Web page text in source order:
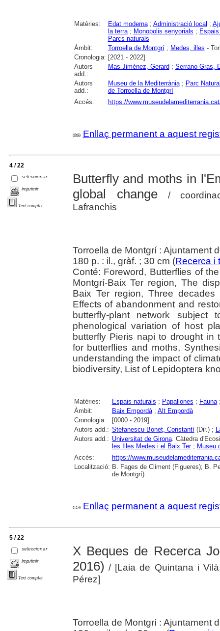
Matèries: Edat moderna; Administració local ;
la terra; Monopolis senyorials ;
Parcs naturals
Àmbit:
Torroella de Montgrí; Medes, illes -
Cronologia: [2021 - 2022]
Autors
add.:
Mas Jiménez, Gerard ; Serrano Gras,
Autors
add.:
Museu de la Mediterrània; Parc
de Torroella de Montgrí
Accés:
https://
Enllaç permanent a aquest
4 / 22
seleccionar
imprimir
Text complet
Butterfly and moths in
global change /
Lafranchis
Torroella de Montgrí : Ajuntament
180 p. : il., gràf. ; 30 cm (Recerca i
Conté: Foreword, Butterflies of
Montgrí-Baix Ter region, The
Baix Ter region, Three
Effects of abandonment and
butterfly-plant network subject
phenological variation of host
butterfly Pieris napi to drought in
for butterflies and moths,
understanding the impact of
biodiversity, List of Lepidoptera
Matèries: Espais naturals ; Papallones ; Fauna
Àmbit:
Baix Empordà; Alt Empordà
Cronologia:
[0000 - 2019]
Autors add.: Stefanescu Bonet, Constantí(Dir.) ;
Autors add.: Universitat de Girona. Càtedra
les Illes Medes i el Baix Ter; Museu
Accés:
https://
Localització: B. Fages de Climent (Figueres); B.
de Montgrí)
Enllaç permanent a aquest
5 / 22
seleccionar
imprimir
Text complet
X Beques de Recerca
2016) / [Laia de Quintana i
Pérez]
Torroella de Montgrí : Ajuntament